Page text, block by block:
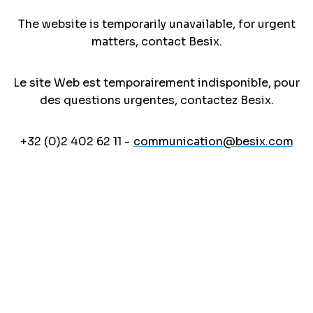
The website is temporarily unavailable, for urgent
matters, contact Besix.
Le site Web est temporairement indisponible, pour
des questions urgentes, contactez Besix.
+32 (0)2 402 62 11 - communication@besix.com